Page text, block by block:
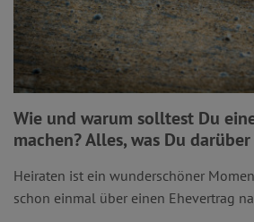
Wie und warum solltest Du
machen? Alles, was Du
Heiraten ist ein wunderschöner
schon einmal über einen Ehevertrag